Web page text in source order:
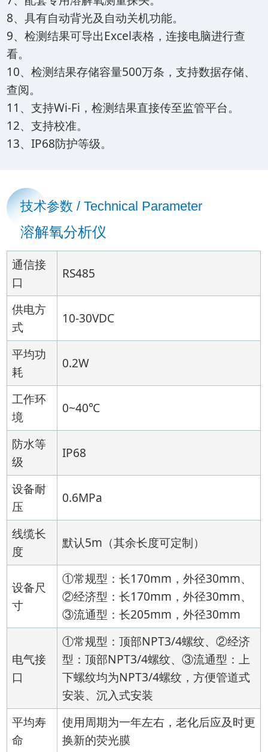
8、具有自动背光及自动关机功能。
9、检测结果可导出Excel表格，连接电脑进行查
看。
10、检测结果存储容量500万条，支持数据存储、
查阅。
11、支持Wi-Fi，检测结果直接传至监管平台。
12、支持校准。
13、IP68防护等级。
技术参数 / Technical Parameter
溶解氧分析仪
通信接
口
RS485
供电方
式
10-30VDC
平均功
耗
0.2W
工作环
境
0~40℃
防水等
级
IP68
设备耐
压
0.6MPa
线缆长
度
默认5m（其余长度可定制）
设备尺
寸
①常规型：长170mm，外径30mm、
②经济型：长170mm，外径30mm、
③流通型：长205mm，外径30mm
电气接
口
①常规型：顶部NPT3/4螺纹、②经济
型：顶部NPT3/4螺纹、③流通型：上
下螺纹均为NPT3/4螺纹，方便管道式
安装、沉入式安装
平均寿
命
使用周期为一年左右，老化后应及时更
换新的荧光膜